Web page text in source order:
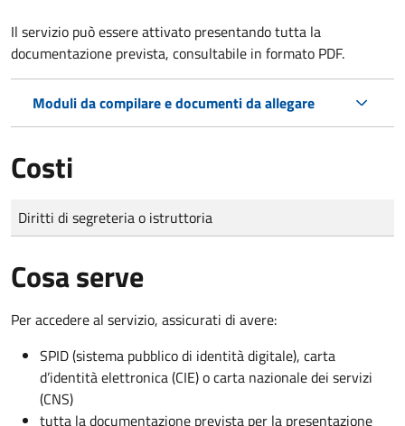
Il servizio può essere attivato presentando tutta la
documentazione prevista, consultabile in formato PDF.
Moduli da compilare e documenti da allegare
Costi
Tipo di pagamento
Importo
Diritti di segreteria o istruttoria
Cosa serve
Per accedere al servizio, assicurati di avere:
SPID (sistema pubblico di identità digitale), carta
d’identità elettronica (CIE) o carta nazionale dei servizi
(CNS)
tutta la documentazione prevista per la presentazione